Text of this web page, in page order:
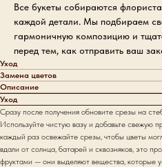
Все букеты собираются
каждой детали. Мы подбираем
гармоничную композицию и
перед тем, как отправить ваш
Уход
Замена цветов
Описание
Уход
Сразу после получения обновите срезы на
Используйте чистую вазу и добавьте свежую
каждый раз освежайте срезы, чтобы цветы
вдали от солнца, батарей и сквозняков, это
фруктами — они выделяют вещества, которые